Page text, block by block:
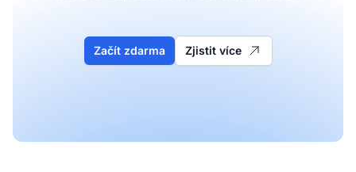
Začít zdarma Zjistit více